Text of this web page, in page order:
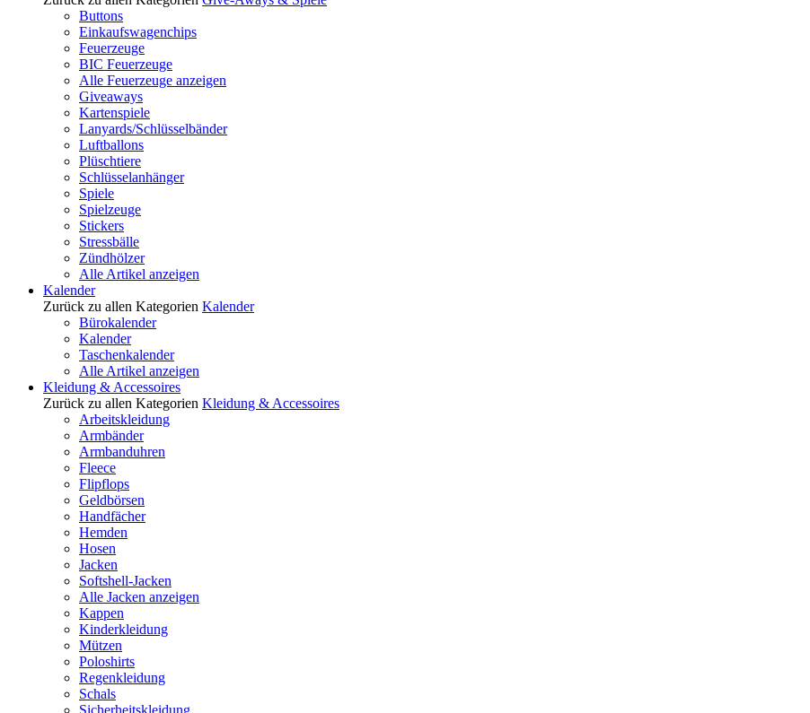
Buttons
Einkaufswagenchips
Feuerzeuge
BIC Feuerzeuge
Alle Feuerzeuge anzeigen
Giveaways
Kartenspiele
Lanyards/Schlüsselbänder
Luftballons
Plüschtiere
Schlüsselanhänger
Spiele
Spielzeuge
Stickers
Stressbälle
Zündhölzer
Alle Artikel anzeigen
Kalender
Zurück zu allen Kategorien Kalender
Bürokalender
Kalender
Taschenkalender
Alle Artikel anzeigen
Kleidung & Accessoires
Zurück zu allen Kategorien Kleidung & Accessoires
Arbeitskleidung
Armbänder
Armbanduhren
Fleece
Flipflops
Geldbörsen
Handfächer
Hemden
Hosen
Jacken
Softshell-Jacken
Alle Jacken anzeigen
Kappen
Kinderkleidung
Mützen
Poloshirts
Regenkleidung
Schals
Sicherheitskleidung